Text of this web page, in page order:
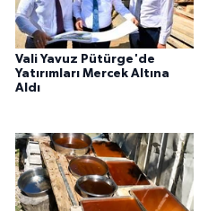
Vali Yavuz Pütürge'de
Yatırımları Mercek Altına
Aldı